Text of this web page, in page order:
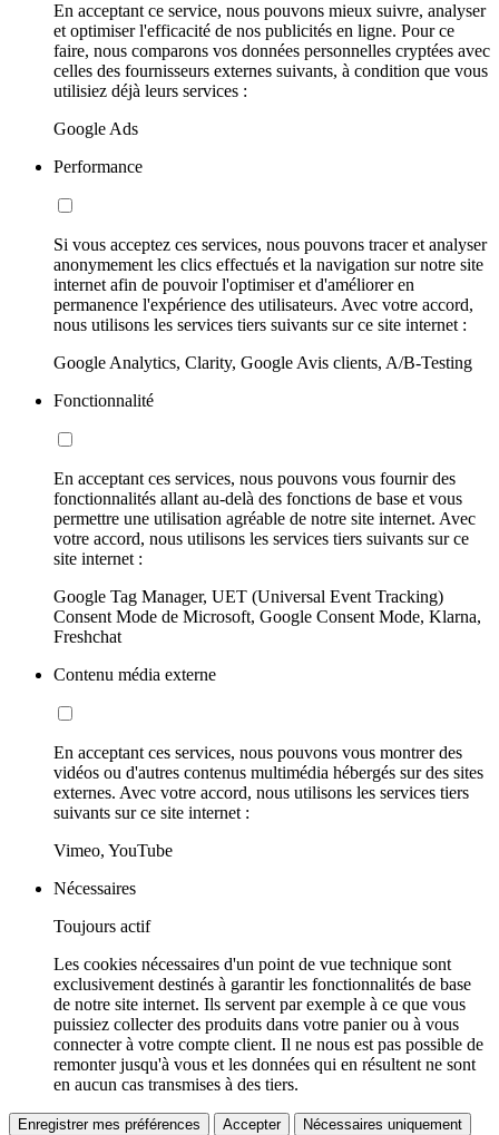
En acceptant ce service, nous pouvons mieux suivre, analyser
et optimiser l'efficacité de nos publicités en ligne. Pour ce
faire, nous comparons vos données personnelles cryptées avec
celles des fournisseurs externes suivants, à condition que vous
utilisiez déjà leurs services :
Google Ads
Performance
Si vous acceptez ces services, nous pouvons tracer et analyser
anonymement les clics effectués et la navigation sur notre site
internet afin de pouvoir l'optimiser et d'améliorer en
permanence l'expérience des utilisateurs. Avec votre accord,
nous utilisons les services tiers suivants sur ce site internet :
Google Analytics, Clarity, Google Avis clients, A/B-Testing
Fonctionnalité
En acceptant ces services, nous pouvons vous fournir des
fonctionnalités allant au-delà des fonctions de base et vous
permettre une utilisation agréable de notre site internet. Avec
votre accord, nous utilisons les services tiers suivants sur ce
site internet :
Google Tag Manager, UET (Universal Event Tracking)
Consent Mode de Microsoft, Google Consent Mode, Klarna,
Freshchat
Contenu média externe
En acceptant ces services, nous pouvons vous montrer des
vidéos ou d'autres contenus multimédia hébergés sur des sites
externes. Avec votre accord, nous utilisons les services tiers
suivants sur ce site internet :
Vimeo, YouTube
Nécessaires
Toujours actif
Les cookies nécessaires d'un point de vue technique sont
exclusivement destinés à garantir les fonctionnalités de base
de notre site internet. Ils servent par exemple à ce que vous
puissiez collecter des produits dans votre panier ou à vous
connecter à votre compte client. Il ne nous est pas possible de
remonter jusqu'à vous et les données qui en résultent ne sont
en aucun cas transmises à des tiers.
Enregistrer mes préférences Accepter Nécessaires uniquement